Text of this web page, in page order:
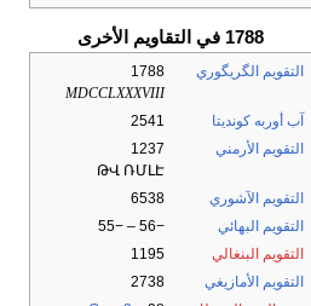
1788 في التقاويم الأخرى
التقويم الگريگوري
1788
MDCCLXXXVIII
آب أوربه كونديتا
2541
التقويم الأرمني
1237
ԹՎ ՌՄԼԷ
التقويم الآشوري
6538
التقويم البهائي
−56 – −55
التقويم البنغالي
1195
التقويم الأمازيغي
2738